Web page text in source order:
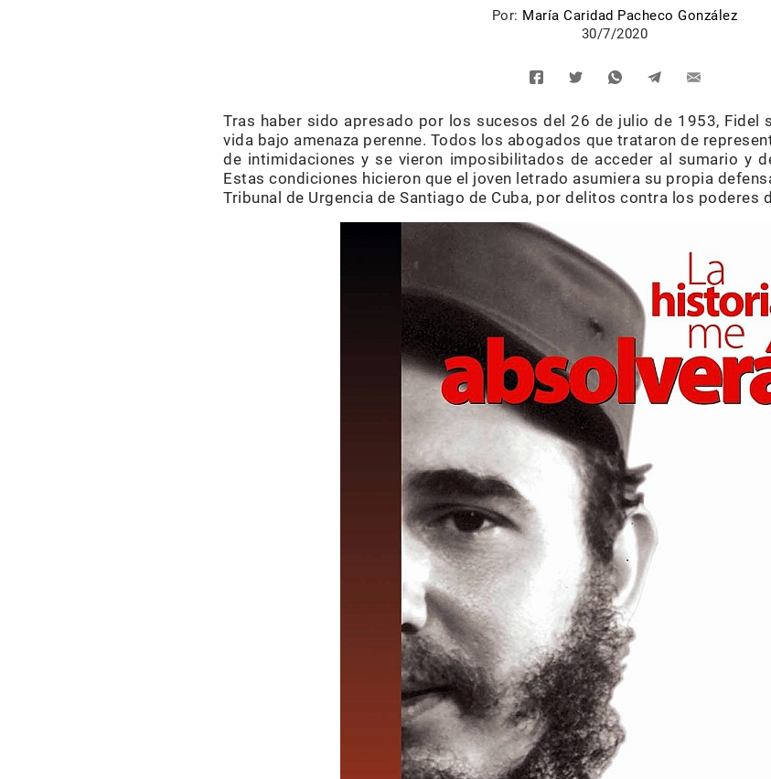
Por: María Caridad Pacheco González
30/7/2020
Tras haber sido apresado por los sucesos del 26 de julio de 1953, Fidel
vida bajo amenaza perenne. Todos los abogados que trataron de
de intimidaciones y se vieron imposibilitados de acceder al sumario y
Estas condiciones hicieron que el joven letrado asumiera su propia
Tribunal de Urgencia de Santiago de Cuba, por delitos contra los poderes